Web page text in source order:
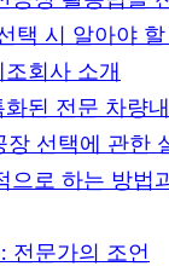
택 시 알아야
회사 소개
된 전문 차량
선택에 관한
로 하는 방법
전문가의 조언